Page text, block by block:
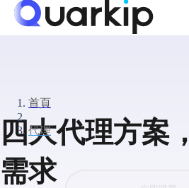
首頁
代理
四大代理方案
需求